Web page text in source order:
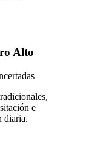
Alto
e
diaria.